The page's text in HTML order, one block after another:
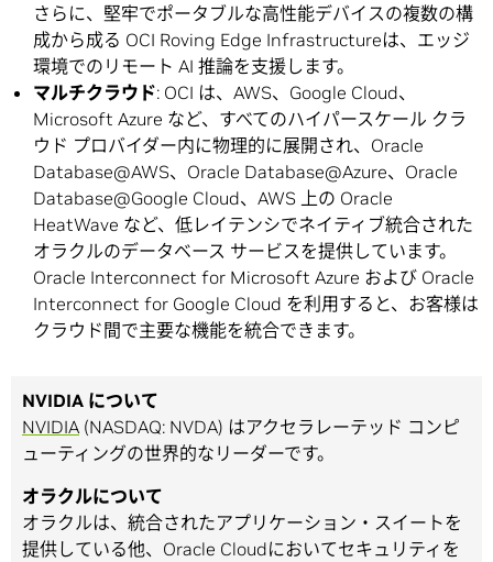
さらに、堅牢でポータブルな高性能デバイスの複数の構
成から成る OCI Roving Edge Infrastructureは、エッジ
環境でのリモート AI 推論を支援します。
マルチクラウド: OCI は、AWS、Google Cloud、
Microsoft Azure など、すべてのハイパースケール クラ
ウド プロバイダー内に物理的に展開され、Oracle
Database@AWS、Oracle Database@Azure、Oracle
Database@Google Cloud、AWS 上の Oracle
HeatWave など、低レイテンシでネイティブ統合された
オラクルのデータベース サービスを提供しています。
Oracle Interconnect for Microsoft Azure および Oracle
Interconnect for Google Cloud を利用すると、お客様は
クラウド間で主要な機能を統合できます。
NVIDIA について
NVIDIA (NASDAQ: NVDA) はアクセラレーテッド コンピ
ューティングの世界的なリーダーです。
オラクルについて
オラクルは、統合されたアプリケーション・スイートを
提供している他、Oracle Cloudにおいてセキュリティを